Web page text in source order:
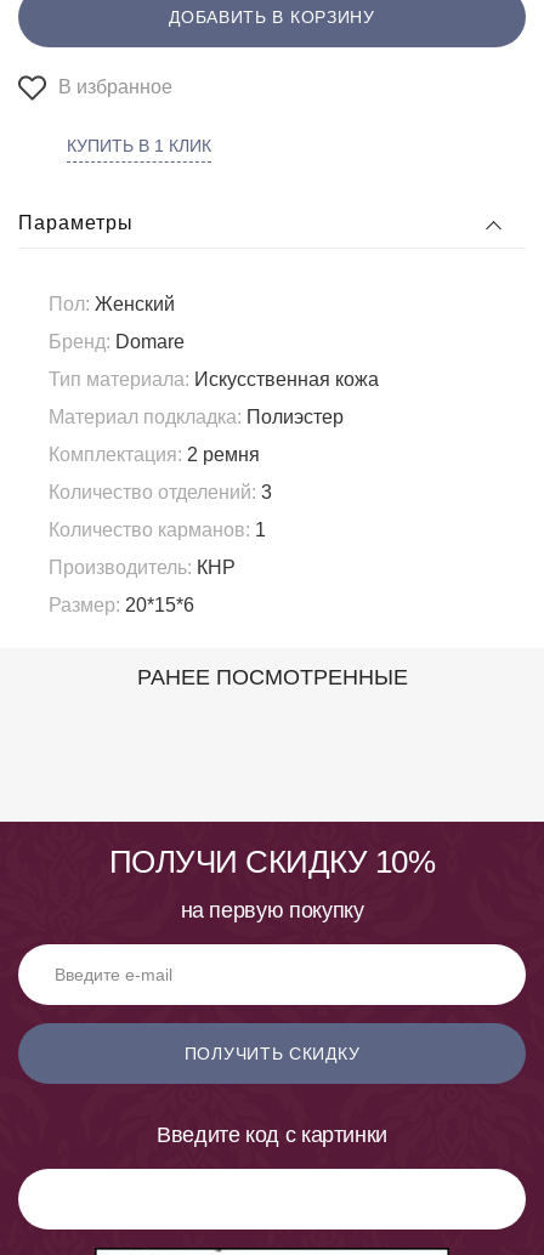
ДОБАВИТЬ В КОРЗИНУ
В избранное
КУПИТЬ В 1 КЛИК
Параметры
Пол: Женский
Бренд: Domare
Тип материала: Искусственная кожа
Материал подкладка: Полиэстер
Комплектация: 2 ремня
Количество отделений: 3
Количество карманов: 1
Производитель: КНР
Размер: 20*15*6
РАНЕЕ ПОСМОТРЕННЫЕ
ПОЛУЧИ СКИДКУ 10%
на первую покупку
ПОЛУЧИТЬ СКИДКУ
Введите код с картинки